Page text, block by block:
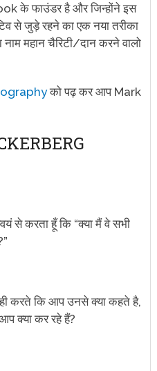
के फाउंडर है और जिन्होंने इस
से जुड़े रहने का एक नया तरीका
महान चैरिटी/दान करने वालो
को पढ़ कर आप Mark
से करता हूँ कि “क्या मैं वे सभी
करते कि आप उनसे क्या कहते है,
क्या कर रहे हैं?